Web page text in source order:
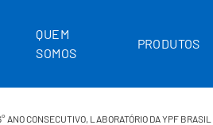
QUEM
SOMOS
PRODUTOS
ANO CONSECUTIVO, LABORATÓRIO DA YPF